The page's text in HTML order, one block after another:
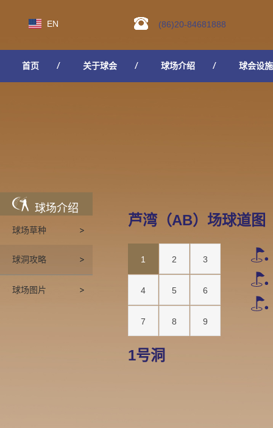
(86)20-84681888
EN
首页 关于球会 球场介绍 球会设施
球场介绍
球场草种
球洞攻略
球场图片
芦湾（AB）场球道图
1 2 3
4 5 6
7 8 9
1号洞